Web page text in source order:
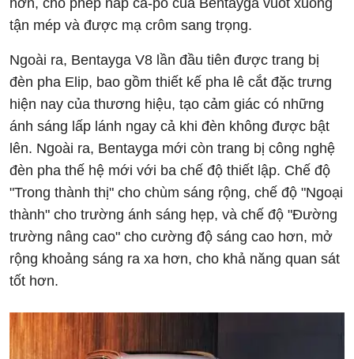
hơn, cho phép nắp ca-pô của Bentayga vuốt xuống
tận mép và được mạ crôm sang trọng.
Ngoài ra, Bentayga V8 lần đầu tiên được trang bị
đèn pha Elip, bao gồm thiết kế pha lê cắt đặc trưng
hiện nay của thương hiệu, tạo cảm giác có những
ánh sáng lấp lánh ngay cả khi đèn không được bật
lên. Ngoài ra, Bentayga mới còn trang bị công nghệ
đèn pha thế hệ mới với ba chế độ thiết lập. Chế độ
"Trong thành thị" cho chùm sáng rộng, chế độ "Ngoại
thành" cho trường ánh sáng hẹp, và chế độ "Đường
trường nâng cao" cho cường độ sáng cao hơn, mở
rộng khoảng sáng ra xa hơn, cho khả năng quan sát
tốt hơn.